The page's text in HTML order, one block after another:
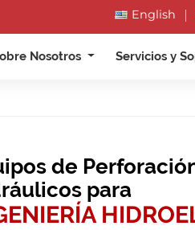
English
Nosotros Servicios y
de
para